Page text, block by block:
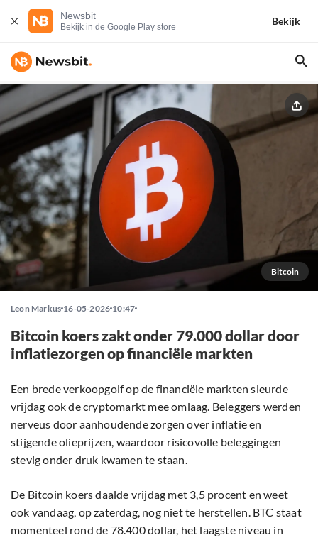
Newsbit
Bekijk in de Google Play store
Bekijk
Bitcoin
Leon Markus 16-05-2026 10:47
Bitcoin koers zakt onder 79.000 dollar door
inflatiezorgen op financiële markten
Een brede verkoopgolf op de financiële markten sleurde
vrijdag ook de cryptomarkt mee omlaag. Beleggers werden
nerveus door aanhoudende zorgen over inflatie en
stijgende olieprijzen, waardoor risicovolle beleggingen
stevig onder druk kwamen te staan.
De Bitcoin koersdaalde vrijdag met 3,5 procent en weet
ook vandaag, op zaterdag, nog niet te herstellen. BTC staat
momenteel rond de 78.400 dollar, het laagste niveau in